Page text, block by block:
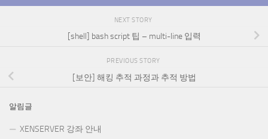
NEXT STORY
[shell] bash script 팁 – multi-line 입력
PREVIOUS STORY
[보안] 해킹 추적 과정과 추적 방법
알림글
XENSERVER 강좌 안내